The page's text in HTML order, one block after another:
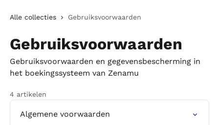
Alle collecties Gebruiksvoorwaarden
Gebruiksvoorwaarden
Gebruiksvoorwaarden en gegevensbescherming in
het boekingssysteem van Zenamu
4 artikelen
Algemene voorwaarden